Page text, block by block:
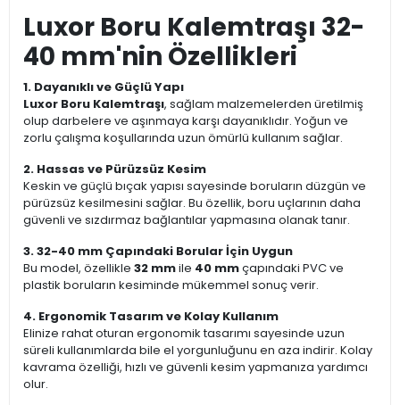
Luxor Boru Kalemtraşı 32-
40 mm'nin Özellikleri
1. Dayanıklı ve Güçlü Yapı
Luxor Boru Kalemtraşı, sağlam malzemelerden üretilmiş
olup darbelere ve aşınmaya karşı dayanıklıdır. Yoğun ve
zorlu çalışma koşullarında uzun ömürlü kullanım sağlar.
2. Hassas ve Pürüzsüz Kesim
Keskin ve güçlü bıçak yapısı sayesinde boruların düzgün ve
pürüzsüz kesilmesini sağlar. Bu özellik, boru uçlarının daha
güvenli ve sızdırmaz bağlantılar yapmasına olanak tanır.
3. 32-40 mm Çapındaki Borular İçin Uygun
Bu model, özellikle 32 mmile 40 mmçapındaki PVC ve
plastik boruların kesiminde mükemmel sonuç verir.
4. Ergonomik Tasarım ve Kolay Kullanım
Elinize rahat oturan ergonomik tasarımı sayesinde uzun
süreli kullanımlarda bile el yorgunluğunu en aza indirir. Kolay
kavrama özelliği, hızlı ve güvenli kesim yapmanıza yardımcı
olur.